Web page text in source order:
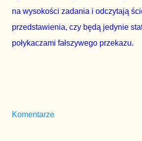
na wysokości zadania i odczytają
przedstawienia, czy będą jedynie
połykaczami fałszywego przekazu.
Komentarze